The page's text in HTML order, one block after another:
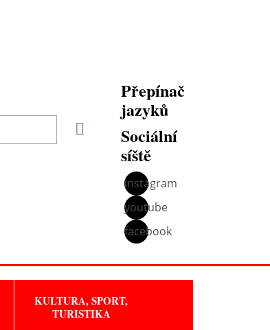
Vyhledat
Přepínač
jazyků
Sociální
síště
instagram
youtube
facebook
KULTURA, SPORT,
TURISTIKA